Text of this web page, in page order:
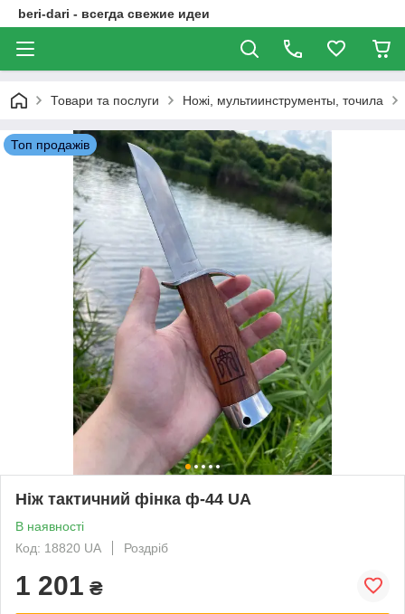
beri-dari - всегда свежие идеи
Товари та послуги Ножі, мультиинструменты, точила
Топ продажів
Ніж тактичний фінка ф-44 UA
В наявності
Код: 18820 UA
Роздріб
1 201 ₴